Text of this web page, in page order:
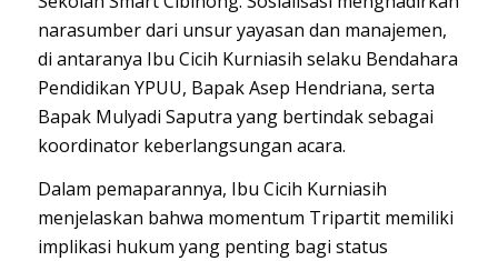
narasumber dari unsur yayasan dan manajemen,
di antaranya Ibu Cicih Kurniasih selaku Bendahara
Pendidikan YPUU, Bapak Asep Hendriana, serta
Bapak Mulyadi Saputra yang bertindak sebagai
koordinator keberlangsungan acara.
Dalam pemaparannya, Ibu Cicih Kurniasih
menjelaskan bahwa momentum Tripartit memiliki
implikasi hukum yang penting bagi status